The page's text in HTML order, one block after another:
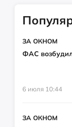
ЗА ОКНОМ
ФАС
6 июля 10:44
ЗА ОКНОМ